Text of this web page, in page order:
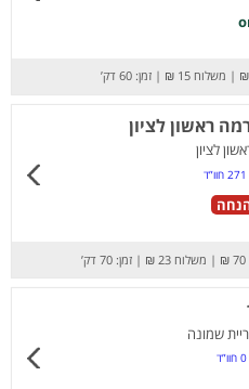
| משלוח 15 ₪ | זמן: 60 דק’
ראשון לציון
271 חוו”ד
| משלוח 23 ₪ | זמן: 70 דק’
0 חוו”ד